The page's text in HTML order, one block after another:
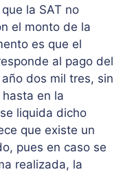
la SAT no
el monto de la
es que el
al pago del
dos mil tres, sin
en la
liquida dicho
que existe un
pues en caso se
realizada, la